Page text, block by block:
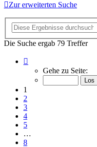
Zur erweiterten Suche
Die Suche ergab 79 Treffer
von
Gehe zu Seite:
1
2
3
4
5
…
8